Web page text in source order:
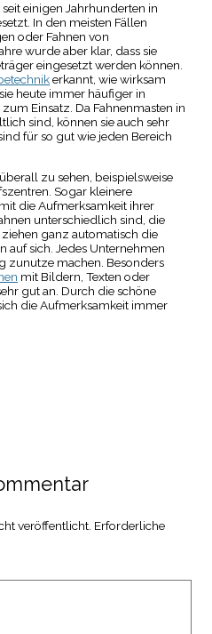
einigen Jahrhunderten in
In den meisten Fällen
oder Fahnen von
wurde aber klar, dass sie
eingesetzt werden können.
erkannt, wie wirksam
heute immer häufiger in
Einsatz. Da Fahnenmasten in
sind, können sie auch sehr
für so gut wie jeden Bereich
zu sehen, beispielsweise
Sogar kleinere
die Aufmerksamkeit ihrer
unterschiedlich sind, die
ganz automatisch die
auf sich. Jedes Unternehmen
zunutze machen. Besonders
mit Bildern, Texten oder
gut an. Durch die schöne
die Aufmerksamkeit immer
veröffentlicht. Erforderliche